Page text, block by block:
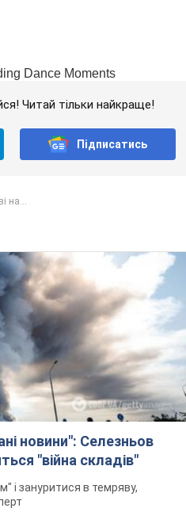
Читай тільки найкраще!
Підписатись
на...
новини": Селезньов
"війна складів"
і зануритися в темряву,